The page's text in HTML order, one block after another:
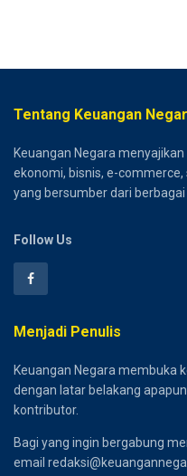
Tentang Keuangan
Keuangan Negara
ekonomi, bisnis, e-
yang bersumber dari
Follow Us
Menjadi Penulis
Keuangan Negara membuka
dengan latar belakang
kontributor.
Bagi yang ingin bergabung
email